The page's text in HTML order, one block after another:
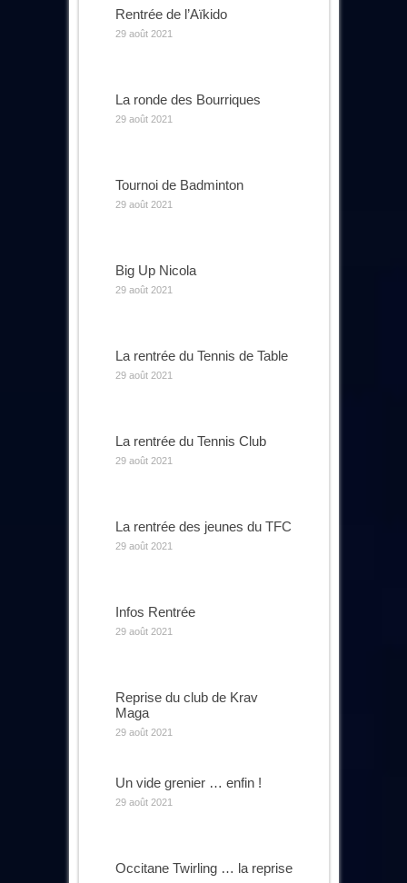
Rentrée de l’Aïkido
29 août 2021
La ronde des Bourriques
29 août 2021
Tournoi de Badminton
29 août 2021
Big Up Nicola
29 août 2021
La rentrée du Tennis de Table
29 août 2021
La rentrée du Tennis Club
29 août 2021
La rentrée des jeunes du TFC
29 août 2021
Infos Rentrée
29 août 2021
Reprise du club de Krav
Maga
29 août 2021
Un vide grenier … enfin !
29 août 2021
Occitane Twirling … la reprise